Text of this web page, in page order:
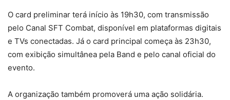
O card preliminar terá início às 19h30, com transmissão
pelo Canal SFT Combat, disponível em plataformas digitais
e TVs conectadas. Já o card principal começa às 23h30,
com exibição simultânea pela Band e pelo canal oficial do
evento.
A organização também promoverá uma ação solidária.